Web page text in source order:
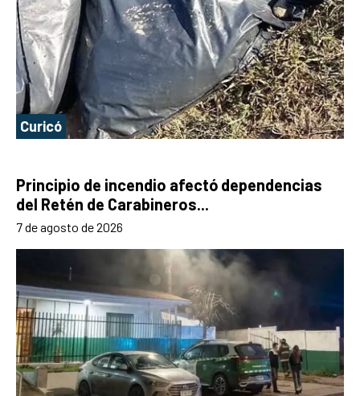
Curicó
Principio de incendio afectó dependencias
del Retén de Carabineros...
7 de agosto de 2026